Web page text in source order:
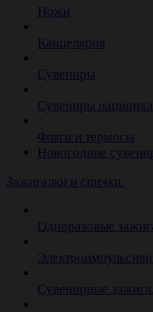
Ножи
Канцелярия
Сувениры
Сувениры
Фляги и термосы
Новогодние
Зажигалки и спички
Одноразовые
Сувенирные